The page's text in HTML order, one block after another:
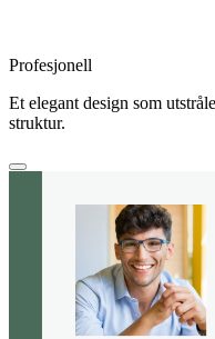
Profesjonell
Et elegant design som
struktur.